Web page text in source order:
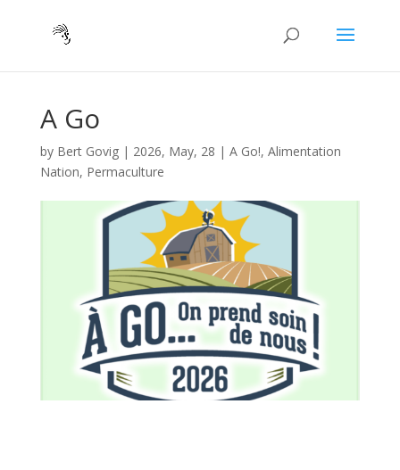
A Go
by Bert Govig| 2026, May, 28 | A Go!, Alimentation
Nation, Permaculture